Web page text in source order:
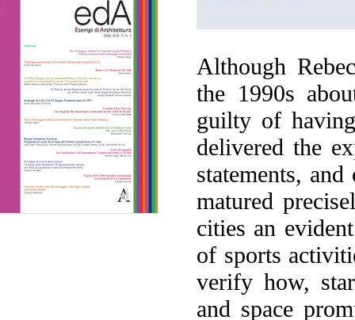
Although
the 1990s
guilty of
delivered the
statements,
matured
cities an
of sports
verify how,
and space